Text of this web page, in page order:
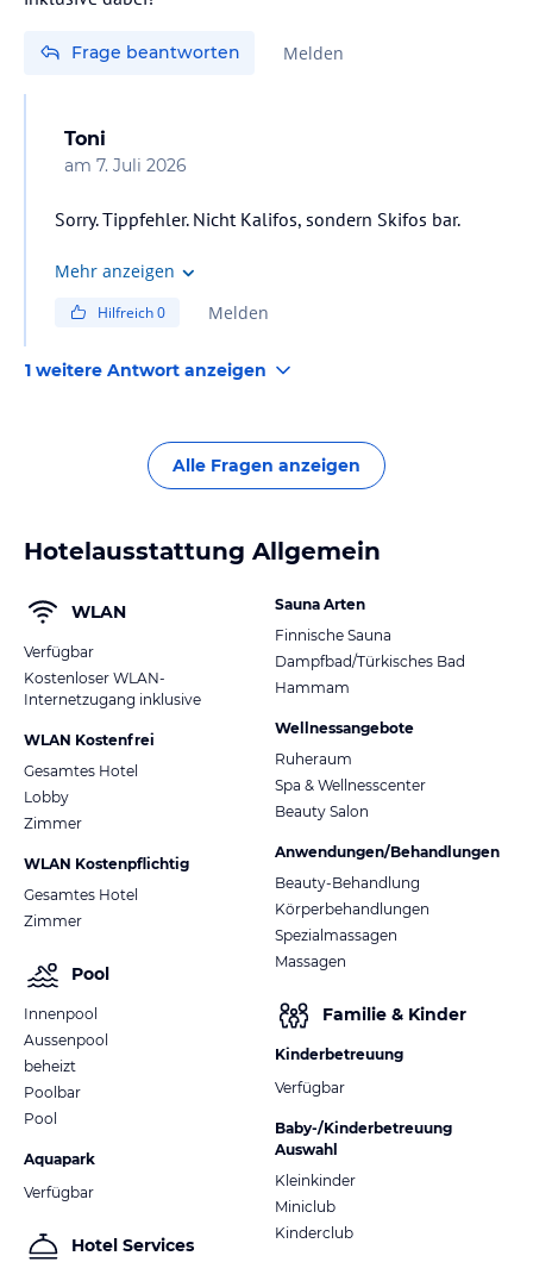
Frage beantworten Melden
Toni
am 7. Juli 2026
Sorry. Tippfehler. Nicht Kalifos, sondern Skifos bar.
Mehr anzeigen
Hilfreich0 Melden
1 weitere Antwort anzeigen
Alle Fragen anzeigen
Hotelausstattung Allgemein
WLAN
Verfügbar
Kostenloser WLAN-
Internetzugang inklusive
WLAN Kostenfrei
Gesamtes Hotel
Lobby
Zimmer
WLAN Kostenpflichtig
Gesamtes Hotel
Zimmer
Pool
Innenpool
Aussenpool
beheizt
Poolbar
Pool
Aquapark
Verfügbar
Hotel Services
Sauna Arten
Finnische Sauna
Dampfbad/Türkisches Bad
Hammam
Wellnessangebote
Ruheraum
Spa & Wellnesscenter
Beauty Salon
Anwendungen/Behandlungen
Beauty-Behandlung
Körperbehandlungen
Spezialmassagen
Massagen
Familie & Kinder
Kinderbetreuung
Verfügbar
Baby-/Kinderbetreuung
Auswahl
Kleinkinder
Miniclub
Kinderclub